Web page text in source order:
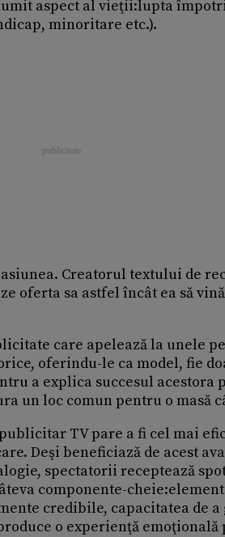
aspect al vieţii:lupta
minoritare etc.).
Creatorul textului de
oferta sa astfel încât ea să
care apelează la unele
oferindu-le ca model, fie
a explica succesul
un loc comun pentru o masă
TV pare a fi cel mai
Deşi beneficiază de acest
spectatorii receptează
componente-
credibile, capacitatea de
o experienţă emoţională